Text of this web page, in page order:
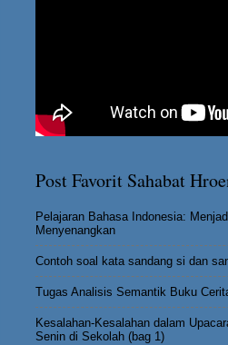
Post Favorit Sahabat
Pelajaran Bahasa Indonesia:
Menyenangkan
Contoh soal kata sandang si dan
Tugas Analisis Semantik Buku
Kesalahan-Kesalahan dalam
Senin di Sekolah (bag 1)